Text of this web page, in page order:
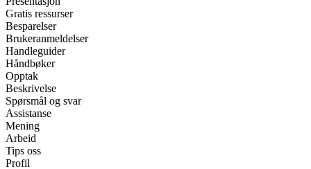
Gratis ressurser
Besparelser
Brukeranmeldelser
Handleguider
Håndbøker
Opptak
Beskrivelse
Spørsmål og svar
Assistanse
Mening
Arbeid
Tips oss
Profil